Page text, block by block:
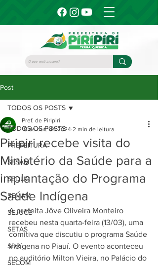
Post
TODOS OS POSTS
PREFEITURA
SESAM
SEDUC
SEMAM
SEJUCE
SETAS
SDR
SECOM
TODOS OS POSTS
Piripiri recebe visita do
Ministério da Saúde para a
implantação do Programa
Saúde Indígena
Pref. de Piripiri
18 de out. de 2024 2 min de leitura
A prefeita Jôve Oliveira Monteiro
recebeu nesta quarta-feira (13/03), uma
comitiva que discutiu o programa Saúde
Indígena no Piauí. O evento aconteceu
no auditório Milton Vieira, no Palácio do